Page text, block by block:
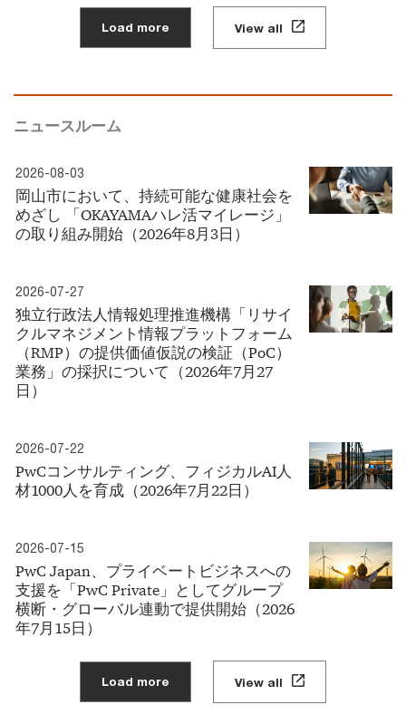
Load more View all
ニュースルーム
2026-08-03
岡山市において、持続可能な健康社会を
めざし 「OKAYAMAハレ活マイレージ」
の取り組み開始（2026年8月3日）
2026-07-27
独立行政法人情報処理推進機構「リサイ
クルマネジメント情報プラットフォーム
（RMP）の提供価値仮説の検証（PoC）
業務」の採択について（2026年7月27
日）
2026-07-22
PwCコンサルティング、フィジカルAI人
材1000人を育成（2026年7月22日）
2026-07-15
PwC Japan、プライベートビジネスへの
支援を「PwC Private」としてグループ
横断・グローバル連動で提供開始（2026
年7月15日）
Load more View all